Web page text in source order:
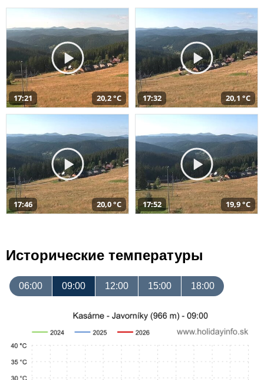
17:21 20,2 °C 17:32 20,1 °C
17:46 20,0 °C 17:52 19,9 °C
Исторические температуры
06:00 09:00 12:00 15:00 18:00